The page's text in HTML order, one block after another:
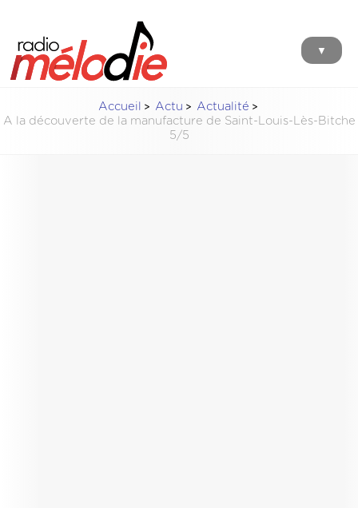
▼
Accueil Actu
Actualité
A la découverte de la manufacture de Saint-Louis-Lès-Bitche
5/5